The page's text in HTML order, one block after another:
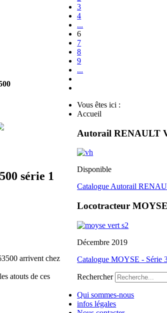
série 1
arrivent chez
atouts de ces
3
4
...
6
7
8
9
...
Vous êtes ici :
Accueil
Autorail RENAULT
Disponible
Catalogue Autorail
Locotracteur MOYSE
Décembre 2019
Catalogue MOYSE - Série
Rechercher
Qui sommes-nous
infos légales